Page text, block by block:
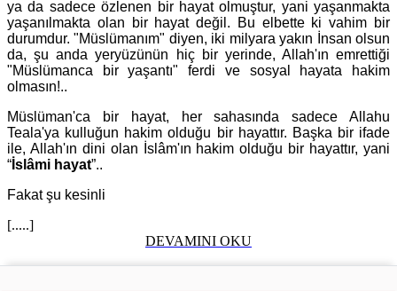
ya da sadece özlenen bir hayat olmuştur, yani yaşanmakta
yaşanılmakta olan bir hayat değil. Bu elbette ki vahim bir
durumdur. "Müslümanım" diyen, iki milyara yakın İnsan olsun
da, şu anda yeryüzünün hiç bir yerinde, Allah'ın emrettiği
"Müslümanca bir yaşantı" ferdi ve sosyal hayata hakim
olmasın!..
Müslüman'ca bir hayat, her sahasında sadece Allahu
Teala'ya kulluğun hakim olduğu bir hayattır. Başka bir ifade
ile, Allah'ın dini olan İslâm'ın hakim olduğu bir hayattır, yani
“ İslâmi hayat”..
Fakat şu kesinli
[.....]
DEVAMINI OKU